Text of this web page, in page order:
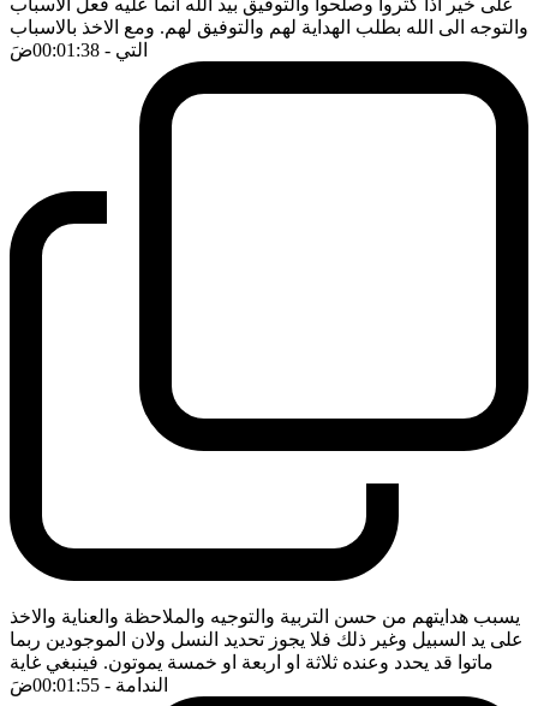
على خير اذا كثروا وصلحوا والتوفيق بيد الله انما عليه فعل الاسباب
والتوجه الى الله بطلب الهداية لهم والتوفيق لهم. ومع الاخذ بالاسباب
التي - 00:01:38 ضَ
يسبب هدايتهم من حسن التربية والتوجيه والملاحظة والعناية والاخذ
على يد السبيل وغير ذلك فلا يجوز تحديد النسل ولان الموجودين ربما
ماتوا قد يحدد وعنده ثلاثة او اربعة او خمسة يموتون. فينبغي غاية
الندامة - 00:01:55 ضَ